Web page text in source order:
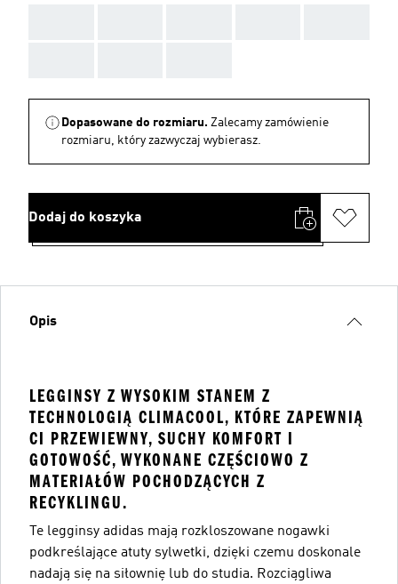
Dopasowane do rozmiaru. Zalecamy zamówienie
rozmiaru, który zazwyczaj wybierasz.
Dodaj do koszyka
Opis
LEGGINSY Z WYSOKIM STANEM Z
TECHNOLOGIĄ CLIMACOOL, KTÓRE ZAPEWNIĄ
CI PRZEWIEWNY, SUCHY KOMFORT I
GOTOWOŚĆ, WYKONANE CZĘŚCIOWO Z
MATERIAŁÓW POCHODZĄCYCH Z
RECYKLINGU.
Te legginsy adidas mają rozkloszowane nogawki
podkreślające atuty sylwetki, dzięki czemu doskonale
nadają się na siłownię lub do studia. Rozciągliwa